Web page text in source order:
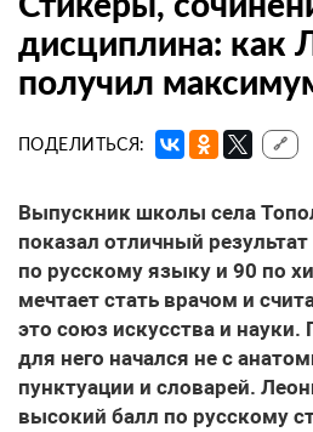
дисциплина: как
получил
ПОДЕЛИТЬСЯ: 🔗
Выпускник школы села
показал отличный
по русскому языку и 90 по
мечтает стать врачом и
это союз искусства и
для него начался не с
пунктуации и словарей.
высокий балл по русскому